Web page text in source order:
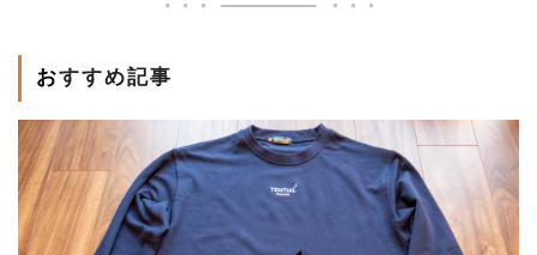
おすすめ記事